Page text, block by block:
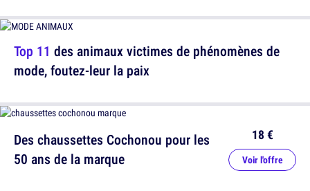
Top 11 des animaux victimes de phénomènes de
mode, foutez-leur la paix
Des chaussettes Cochonou pour les
50 ans de la marque
18 €
Voir l'offre